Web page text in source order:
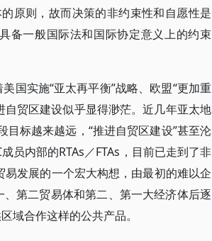
原则，故而决策的非约束性和自愿性是
备一般国际法和国际协定意义上的约束
国实施“亚太再平衡”战略、欧盟“更加重
自贸区建设似乎显得渺茫。近几年亚太地
目标越来越远，“推进自贸区建设”甚至沦
员内部的RTAs／FTAs，目前已走到了非
易发展的一个宏大构想，由最初的难以企
第二贸易体和第二、第一大经济体后逐
域合作这样的公共产品。